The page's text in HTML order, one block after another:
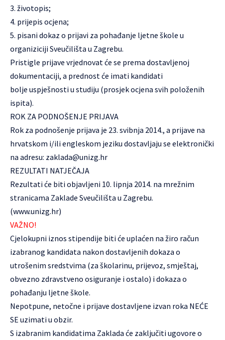
3. životopis;
4. prijepis ocjena;
5. pisani dokaz o prijavi za pohađanje ljetne škole u
organiziciji Sveučilišta u Zagrebu.
Pristigle prijave vrjednovat će se prema dostavljenoj
dokumentaciji, a prednost će imati kandidati
bolje uspješnosti u studiju (prosjek ocjena svih položenih
ispita).
ROK ZA PODNOŠENJE PRIJAVA
Rok za podnošenje prijava je 23. svibnja 2014., a prijave na
hrvatskom i/ili engleskom jeziku dostavljaju se elektronički
na adresu: zaklada@unizg.hr
REZULTATI NATJEČAJA
Rezultati će biti objavljeni 10. lipnja 2014. na mrežnim
stranicama Zaklade Sveučilišta u Zagrebu.
(www.unizg.hr)
VAŽNO!
Cjelokupni iznos stipendije biti će uplaćen na žiro račun
izabranog kandidata nakon dostavljenih dokaza o
utrošenim sredstvima (za školarinu, prijevoz, smještaj,
obvezno zdravstveno osiguranje i ostalo) i dokaza o
pohađanju ljetne škole.
Nepotpune, netočne i prijave dostavljene izvan roka NEĆE
SE uzimati u obzir.
S izabranim kandidatima Zaklada će zaključiti ugovore o